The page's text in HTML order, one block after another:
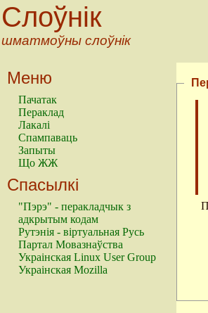
Слоўнік
шматмоўны слоўнік
Меню
Пачатак
Пераклад
Лакалі
Спампаваць
Запыты
Що ЖЖ
Спасылкі
"Пэрэ" - перакладчык з
адкрытым кодам
Рутэнія - віртуальная Русь
Партал Мовазнаўства
Украінская Linux User Group
Украінская Mozilla